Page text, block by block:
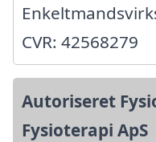
CVR: 42568279
Autoriseret
Fysioterapi ApS